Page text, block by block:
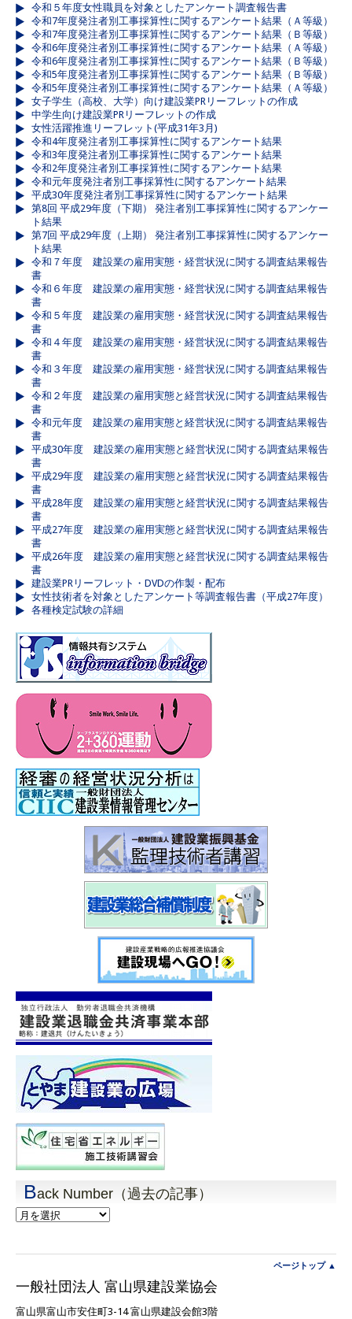
令和５年度女性職員を対象としたアンケート調査報告書
令和7年度発注者別工事採算性に関するアンケート結果（Ａ等級）
令和7年度発注者別工事採算性に関するアンケート結果（Ｂ等級）
令和6年度発注者別工事採算性に関するアンケート結果（Ａ等級）
令和6年度発注者別工事採算性に関するアンケート結果（Ｂ等級）
令和5年度発注者別工事採算性に関するアンケート結果（Ｂ等級）
令和5年度発注者別工事採算性に関するアンケート結果（Ａ等級）
女子学生（高校、大学）向け建設業PRリーフレットの作成
中学生向け建設業PRリーフレットの作成
女性活躍推進リーフレット(平成31年3月)
令和4年度発注者別工事採算性に関するアンケート結果
令和3年度発注者別工事採算性に関するアンケート結果
令和2年度発注者別工事採算性に関するアンケート結果
令和元年度発注者別工事採算性に関するアンケート結果
平成30年度発注者別工事採算性に関するアンケート結果
第8回 平成29年度（下期） 発注者別工事採算性に関するアンケー
ト結果
第7回 平成29年度（上期） 発注者別工事採算性に関するアンケー
ト結果
令和７年度 建設業の雇用実態・経営状況に関する調査結果報告
書
令和６年度 建設業の雇用実態・経営状況に関する調査結果報告
書
令和５年度 建設業の雇用実態・経営状況に関する調査結果報告
書
令和４年度 建設業の雇用実態・経営状況に関する調査結果報告
書
令和３年度 建設業の雇用実態・経営状況に関する調査結果報告
書
令和２年度 建設業の雇用実態と経営状況に関する調査結果報告
書
令和元年度 建設業の雇用実態と経営状況に関する調査結果報告
書
平成30年度 建設業の雇用実態と経営状況に関する調査結果報告
書
平成29年度 建設業の雇用実態と経営状況に関する調査結果報告
書
平成28年度 建設業の雇用実態と経営状況に関する調査結果報告
書
平成27年度 建設業の雇用実態と経営状況に関する調査結果報告
書
平成26年度 建設業の雇用実態と経営状況に関する調査結果報告
書
建設業PRリーフレット・DVDの作製・配布
女性技術者を対象としたアンケート等調査報告書（平成27年度）
各種検定試験の詳細
Back Number（過去の記事）
Back
Number（過
事）
ページトップ ▲
一般社団法人 富山県建設業協会
富山県富山市安住町3-14 富山県建設会館3階